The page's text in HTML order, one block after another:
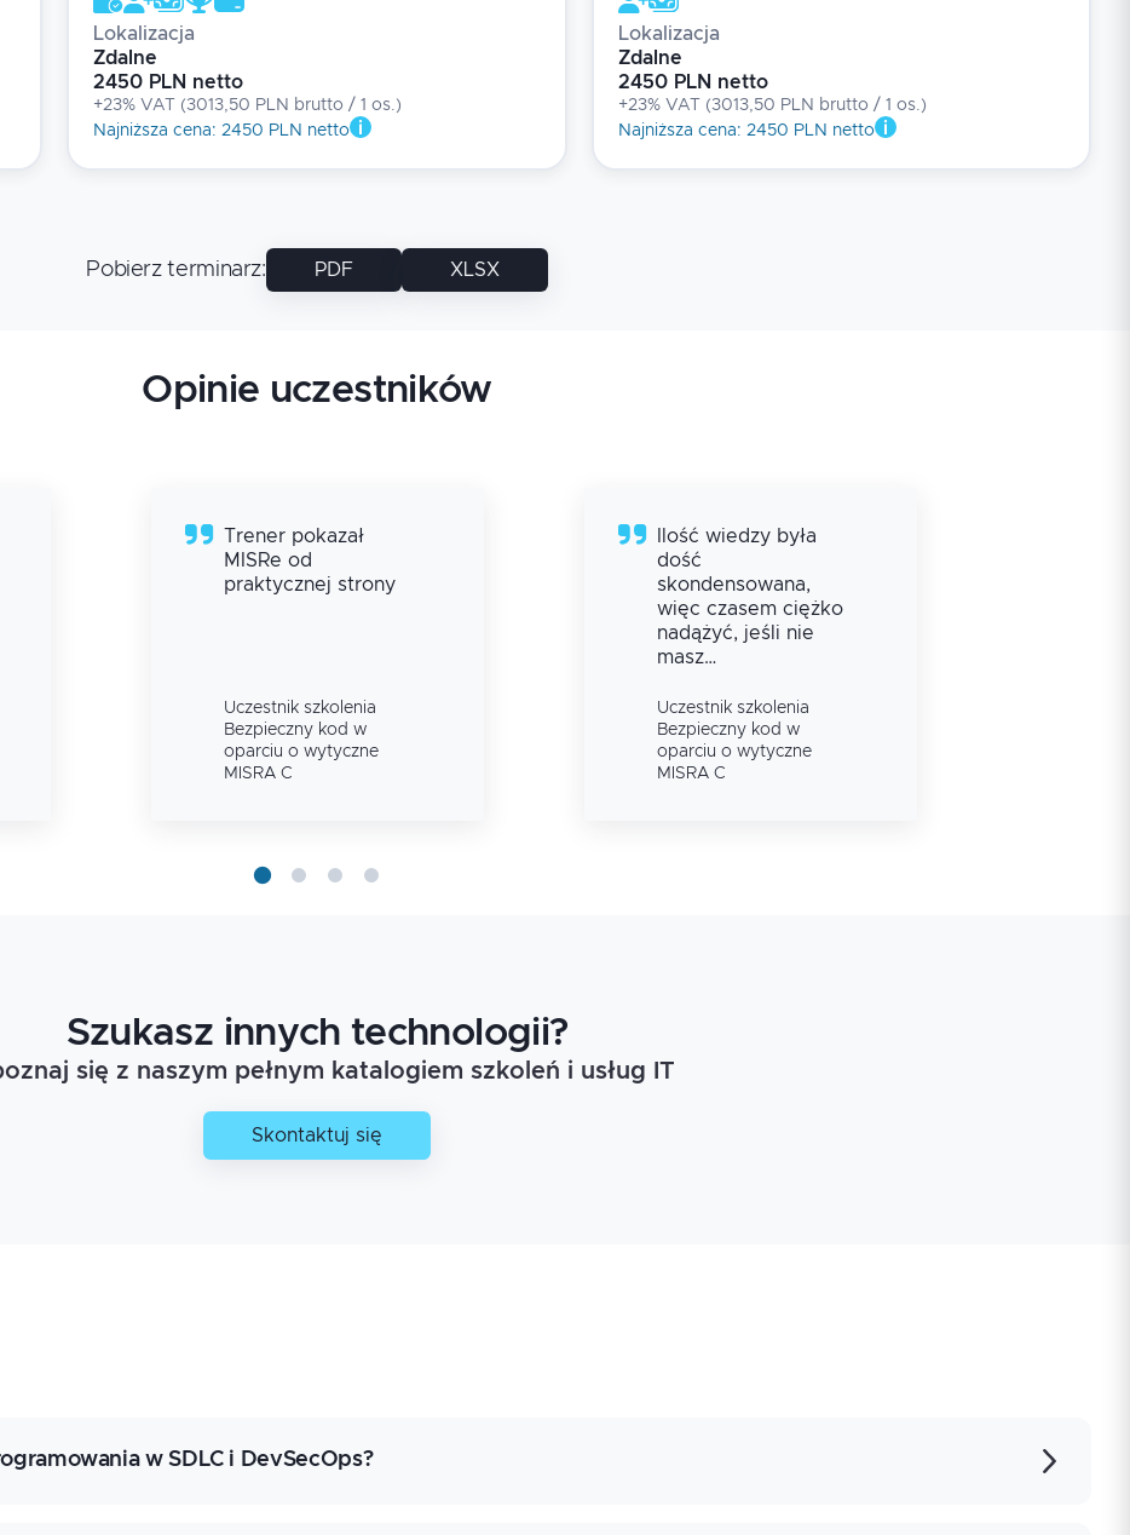
Lokalizacja
Zdalne
2450 PLN netto
+23% VAT (3013,50 PLN brutto / 1 os.)
Najniższa cena: 2450 PLN netto
Lokalizacja
Zdalne
2450 PLN netto
+23% VAT (3013,50 PLN brutto / 1 os.)
Najniższa cena: 2450 PLN netto
Pobierz terminarz: PDF XLSX
Opinie uczestników
Trener pokazał
MISRe od
praktycznej strony
Uczestnik szkolenia
Bezpieczny kod w
oparciu o wytyczne
MISRA C
Ilość wiedzy była
dość
skondensowana,
więc czasem ciężko
nadążyć, jeśli nie
masz
programowaniu, ale
szkolenie bardzo
owocne.
Uczestnik szkolenia
Bezpieczny kod w
oparciu o wytyczne
MISRA C
Szukasz innych technologii?
się z naszym pełnym katalogiem szkoleń i usług IT
Skontaktuj się
w SDLC i DevSecOps?